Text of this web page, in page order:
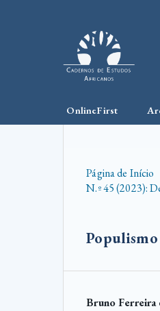
OnlineFirst
Página de Início
N.º 45 (2023):
Bruno Ferreira